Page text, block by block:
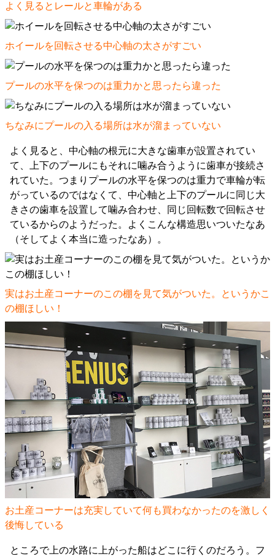
よく見るとレールと車輪がある
ホイールを回転させる中心軸の太さがすごい
プールの水平を保つのは重力かと思ったら違った
ちなみにプールの入る場所は水が溜まっていない
よく見ると、中心軸の根元に大きな歯車が設置されてい
て、上下のプールにもそれに噛み合うように歯車が接続さ
れていた。つまりプールの水平を保つのは重力で車輪が転
がっているのではなくて、中心軸と上下のプールに同じ大
きさの歯車を設置して噛み合わせ、同じ回転数で回転させ
ているからのようだった。よくこんな構造思いついたなあ
（そしてよく本当に造ったなあ）。
実はお土産コーナーのこの棚を見て気がついた。というかこ
の棚ほしい！
お土産コーナーは充実していて何も買わなかったのを激しく
後悔している
ところで上の水路に上がった船はどこに行くのだろう。フ